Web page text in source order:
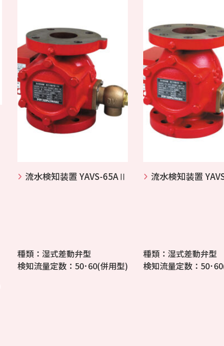
流水検知装置 YAVS-65AⅡ
種類：湿式差動弁型
検知流量定数：50･60(併用型)
流水検知装置
種類：湿式差動弁型
検知流量定数：50･